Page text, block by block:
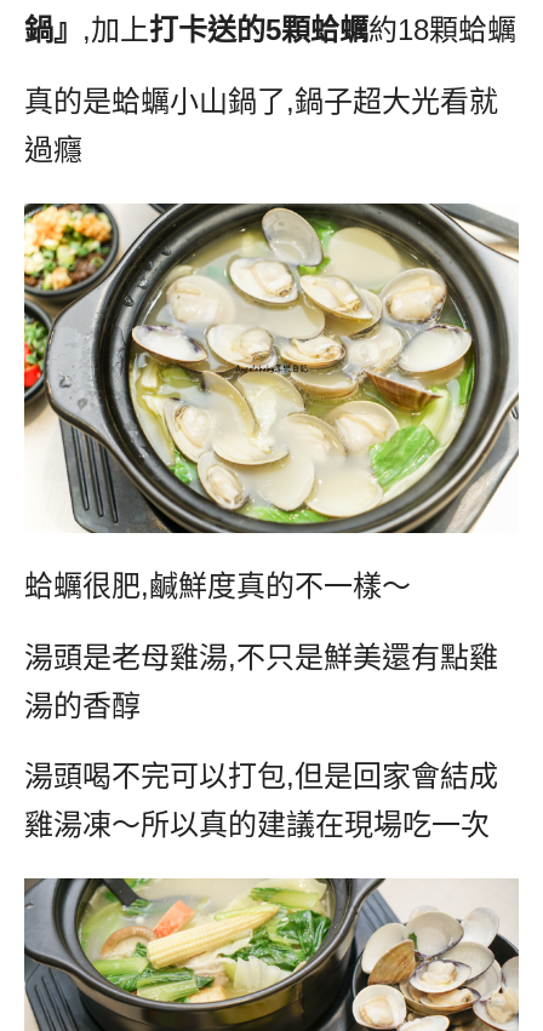
鍋』 ,加上打卡送的5顆蛤蠣約18顆蛤蠣
真的是蛤蠣小山鍋了,鍋子超大光看就
過癮
蛤蠣很肥,鹹鮮度真的不一樣～
湯頭是老母雞湯,不只是鮮美還有點雞
湯的香醇
湯頭喝不完可以打包,但是回家會結成
雞湯凍～所以真的建議在現場吃一次